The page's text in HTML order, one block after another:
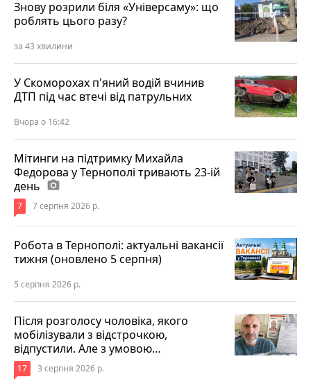
Знову розрили біля «Універсаму»: що
роблять цього разу?
за 43 хвилини
У Скоморохах п'яний водій вчинив
ДТП під час втечі від патрульних
Вчора о 16:42
Мітинги на підтримку Михайла
Федорова у Тернополі тривають 23-ій
день photo_camera
7 7 серпня 2026 р.
Робота в Тернополі: актуальні вакансії
тижня (оновлено 5 серпня)
5 серпня 2026 р.
Після розголосу чоловіка, якого
мобілізували з відстрочкою,
відпустили. Але з умовою…
17 3 серпня 2026 р.